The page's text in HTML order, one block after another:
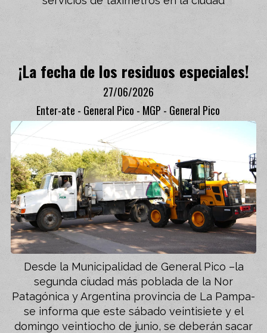
¡La fecha de los residuos especiales!
Enter-ate - General Pico - MGP - General Pico
27/06/2026
Desde la Municipalidad de General Pico –la
segunda ciudad más poblada de la Nor
Patagónica y Argentina provincia de La Pampa-
se informa que este sábado veintisiete y el
domingo veintiocho de junio, se deberán sacar